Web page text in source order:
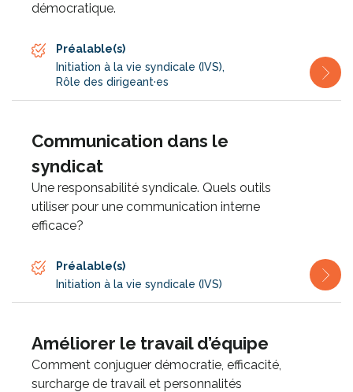
démocratique.
Préalable(s)
Initiation à la vie syndicale (IVS),
Rôle des dirigeant·es
Communication dans le
syndicat
Une responsabilité syndicale. Quels outils
utiliser pour une communication interne
efficace?
Préalable(s)
Initiation à la vie syndicale (IVS)
Améliorer le travail d’équipe
Comment conjuguer démocratie, efficacité,
surcharge de travail et personnalités